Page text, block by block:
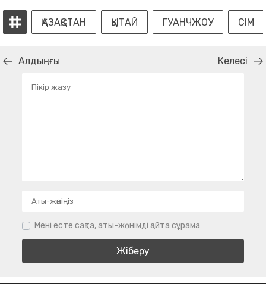
ҚАЗАҚСТАН ҚЫТАЙ ГУАНЧЖОУ СІМ
Алдыңғы Келесі
Мені есте сақта, аты-жөнімді қайта сұрама